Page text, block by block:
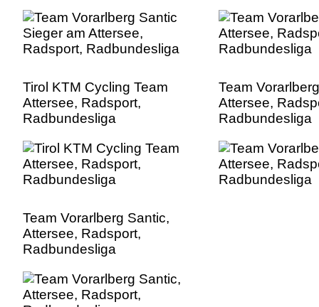
Tirol KTM Cycling Team
Attersee, Radsport,
Radbundesliga
Team
Attersee,
Radbundesliga
Team Vorarlberg Santic,
Attersee, Radsport,
Radbundesliga